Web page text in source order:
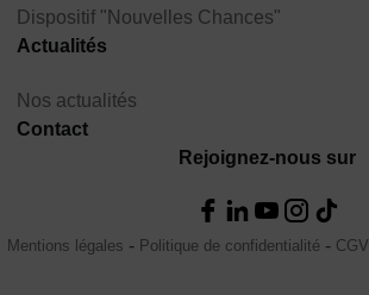
Dispositif "Nouvelles Chances"
Actualités
Nos actualités
Contact
Rejoignez-nous sur
Mentions légales Politique de confidentialité CGV